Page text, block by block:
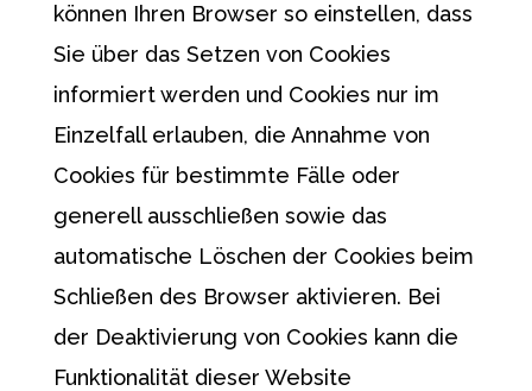
können Ihren Browser so einstellen, dass
Sie über das Setzen von Cookies
informiert werden und Cookies nur im
Einzelfall erlauben, die Annahme von
Cookies für bestimmte Fälle oder
generell ausschließen sowie das
automatische Löschen der Cookies beim
Schließen des Browser aktivieren. Bei
der Deaktivierung von Cookies kann die
Funktionalität dieser Website